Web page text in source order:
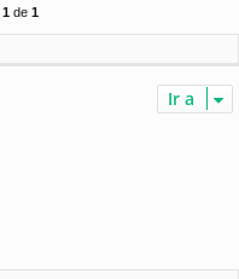
e
r
1de 1
Ir a